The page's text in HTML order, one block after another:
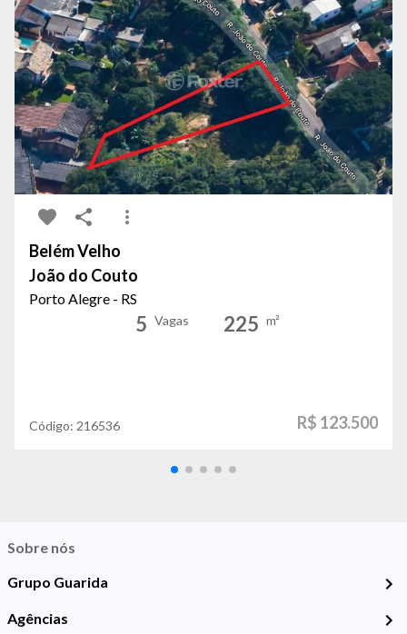
Belém Velho
João do Couto
Porto Alegre - RS
5 Vagas 225 m²
Código: 216536 R$ 123.500
Sobre nós
Grupo Guarida
Agências